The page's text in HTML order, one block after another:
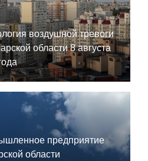
воздушной тревоги
области 8 августа
предприятие
области